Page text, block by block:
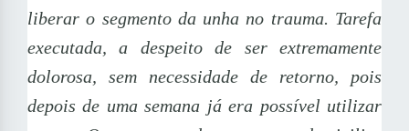
liberar o segmento da unha no trauma. Tarefa
executada, a despeito de ser extremamente
dolorosa, sem necessidade de retorno, pois
depois de uma semana já era possível utilizar